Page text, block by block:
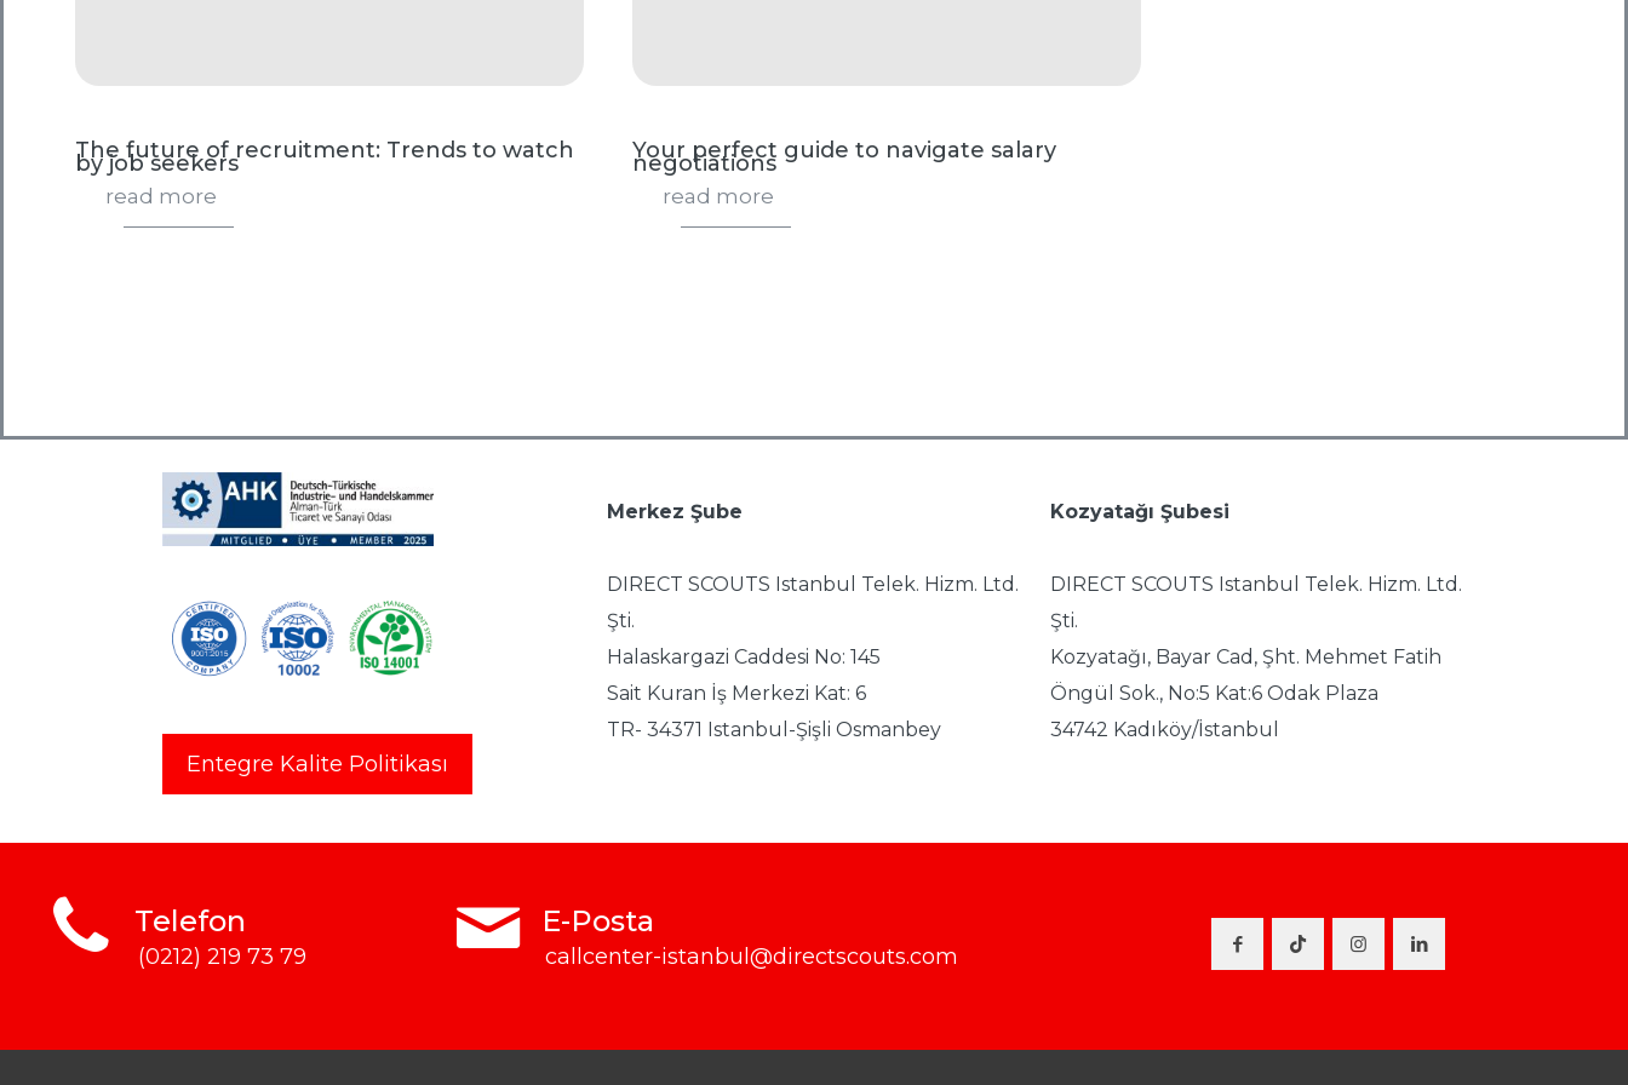
The future of recruitment: Trends to watch
by job seekers
read more
Your perfect guide to navigate salary
negotiations
read more
Entegre Kalite Politikası
Merkez Şube
DIRECT SCOUTS Istanbul Telek. Hizm. Ltd.
Şti.
Halaskargazi Caddesi No: 145
Sait Kuran İş Merkezi Kat: 6
TR- 34371 Istanbul-Şişli Osmanbey
Kozyatağı Şubesi
DIRECT SCOUTS Istanbul Telek. Hizm. Ltd.
Şti.
Kozyatağı, Bayar Cad, Şht. Mehmet Fatih
Öngül Sok., No:5 Kat:6 Odak Plaza
34742 Kadıköy/İstanbul
Telefon
(0212) 219 73 79
E-Posta
callcenter-istanbul@directscouts.com